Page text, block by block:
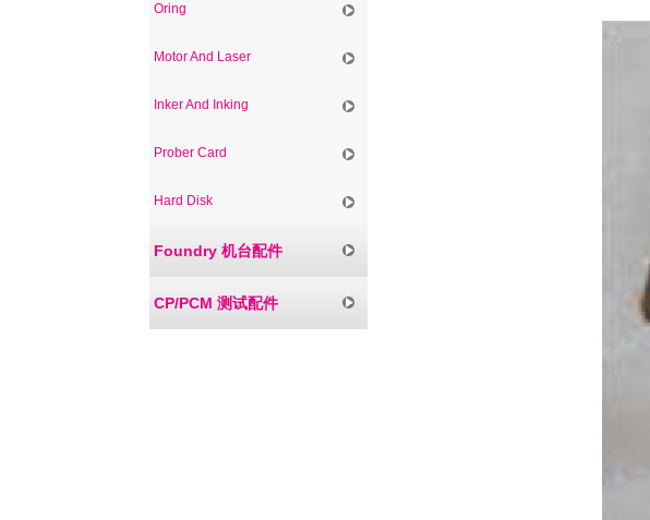
Oring
Motor And Laser
Inker And Inking
Prober Card
Hard Disk
Foundry 机台配件
CP/PCM 测试配件